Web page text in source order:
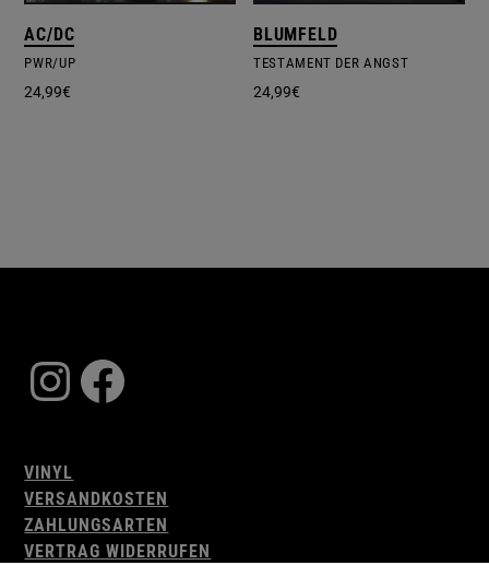
AC/DC
PWR/UP
24,99€
BLUMFELD
TESTAMENT DER ANGST
24,99€
Instagram
Facebook
VINYL
VERSANDKOSTEN
ZAHLUNGSARTEN
VERTRAG WIDERRUFEN